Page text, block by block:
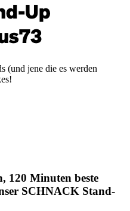
Up
(und jene die es werden
120 Minuten beste
SCHNACK Stand-